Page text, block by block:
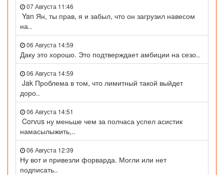
07 Августа 11:46
Yan Ян, ты прав, я и забыл, что он загрузил навесом
на..
06 Августа 14:59
Даку это хорошо. Это подтверждает амбиции на сезо..
06 Августа 14:59
Jak Проблема в том, что лимитный такой выйдет
доро..
06 Августа 14:51
Corvus ну меньше чем за полчаса успел асистик
намасылыжить,..
06 Августа 12:39
Ну вот и привезли форварда. Могли или нет
подписать..